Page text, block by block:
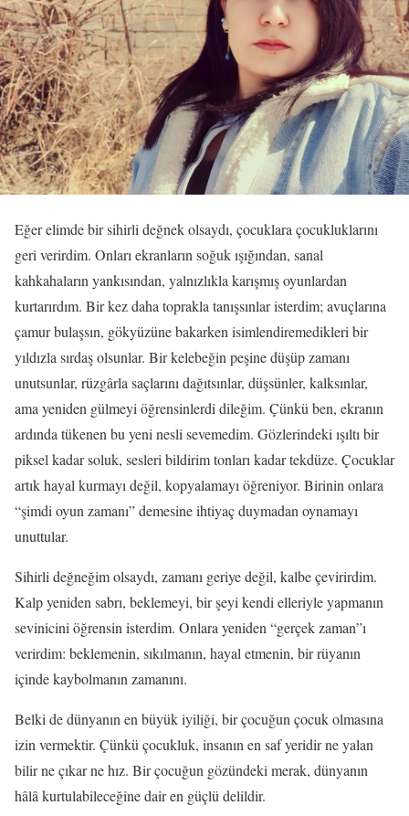
Eğer elimde bir sihirli değnek olsaydı, çocuklara çocukluklarını
geri verirdim. Onları ekranların soğuk ışığından, sanal
kahkahaların yankısından, yalnızlıkla karışmış oyunlardan
kurtarırdım. Bir kez daha toprakla tanışsınlar isterdim; avuçlarına
çamur bulaşsın, gökyüzüne bakarken isimlendiremedikleri bir
yıldızla sırdaş olsunlar. Bir kelebeğin peşine düşüp zamanı
unutsunlar, rüzgârla saçlarını dağıtsınlar, düşsünler, kalksınlar,
ama yeniden gülmeyi öğrensinlerdi dileğim. Çünkü ben, ekranın
ardında tükenen bu yeni nesli sevemedim. Gözlerindeki ışıltı bir
piksel kadar soluk, sesleri bildirim tonları kadar tekdüze. Çocuklar
artık hayal kurmayı değil, kopyalamayı öğreniyor. Birinin onlara
“şimdi oyun zamanı” demesine ihtiyaç duymadan oynamayı
unuttular.
Sihirli değneğim olsaydı, zamanı geriye değil, kalbe çevirirdim.
Kalp yeniden sabrı, beklemeyi, bir şeyi kendi elleriyle yapmanın
sevinicini öğrensin isterdim. Onlara yeniden “gerçek zaman”ı
verirdim: beklemenin, sıkılmanın, hayal etmenin, bir rüyanın
içinde kaybolmanın zamanını.
Belki de dünyanın en büyük iyiliği, bir çocuğun çocuk olmasına
izin vermektir. Çünkü çocukluk, insanın en saf yeridir ne yalan
bilir ne çıkar ne hız. Bir çocuğun gözündeki merak, dünyanın
hâlâ kurtulabileceğine dair en güçlü delildir.